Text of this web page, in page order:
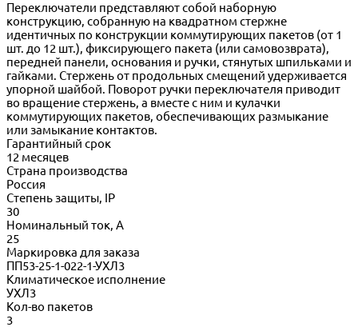
Переключатели представляют собой наборную
конструкцию, собранную на квадратном стержне
идентичных по конструкции коммутирующих пакетов (от 1
шт. до 12 шт.), фиксирующего пакета (или самовозврата),
передней панели, основания и ручки, стянутых шпильками и
гайками. Стержень от продольных смещений удерживается
упорной шайбой. Поворот ручки переключателя приводит
во вращение стержень, а вместе с ним и кулачки
коммутирующих пакетов, обеспечивающих размыкание
или замыкание контактов.
Гарантийный срок
12 месяцев
Страна производства
Россия
Степень защиты, IP
30
Номинальный ток, А
25
Маркировка для заказа
ПП53-25-1-022-1-УХЛ3
Климатическое исполнение
УХЛ3
Кол-во пакетов
3